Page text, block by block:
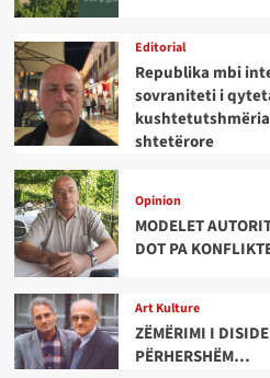
Editorial
Republika mbi
sovraniteti i
shtetërore
Opinion
MODELET
DOT PA
Art Kulture
ZËMËRIMI I
PËRHERSHËM…